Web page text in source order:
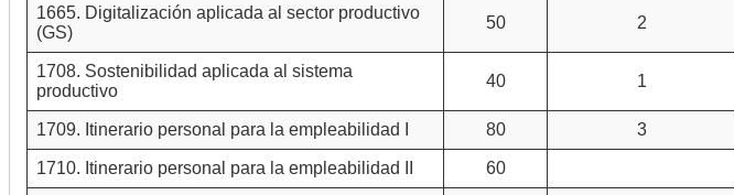
1665. Digitalización aplicada al sector productivo
(GS)
50 2
1708. Sostenibilidad aplicada al sistema
productivo
40 1
1709. Itinerario personal para la empleabilidad I 80 3
1710. Itinerario personal para la empleabilidad II 60